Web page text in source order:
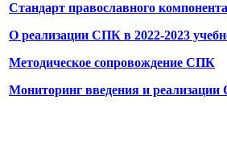
Стандарт православного компонента
О реализации СПК в 2022-2023
Методическое сопровождение СПК
Мониторинг введения и